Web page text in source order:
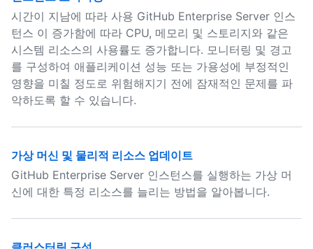
시간이 지남에 따라 사용 GitHub Enterprise Server 인스
턴스 이 증가함에 따라 CPU, 메모리 및 스토리지와 같은
시스템 리소스의 사용률도 증가합니다. 모니터링 및 경고
를 구성하여 애플리케이션 성능 또는 가용성에 부정적인
영향을 미칠 정도로 위험해지기 전에 잠재적인 문제를 파
악하도록 할 수 있습니다.
가상 머신 및 물리적 리소스 업데이트
GitHub Enterprise Server 인스턴스를 실행하는 가상 머
신에 대한 특정 리소스를 늘리는 방법을 알아봅니다.